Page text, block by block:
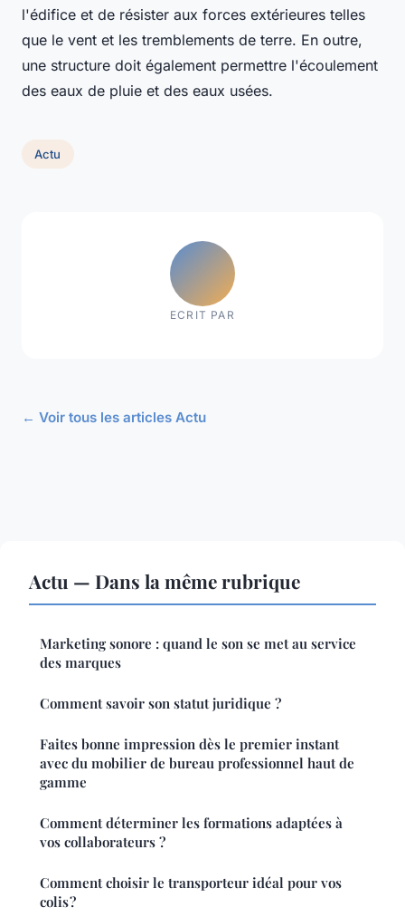
l'édifice et de résister aux forces extérieures telles
que le vent et les tremblements de terre. En outre,
une structure doit également permettre l'écoulement
des eaux de pluie et des eaux usées.
Actu
ECRIT PAR
← Voir tous les articles Actu
Actu — Dans la même rubrique
Marketing sonore : quand le son se met au service
des marques
Comment savoir son statut juridique ?
Faites bonne impression dès le premier instant
avec du mobilier de bureau professionnel haut de
gamme
Comment déterminer les formations adaptées à
vos collaborateurs ?
Comment choisir le transporteur idéal pour vos
colis ?